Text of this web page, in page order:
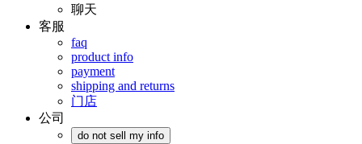
聊天
客服
faq
product info
payment
shipping and returns
门店
公司
do not sell my info